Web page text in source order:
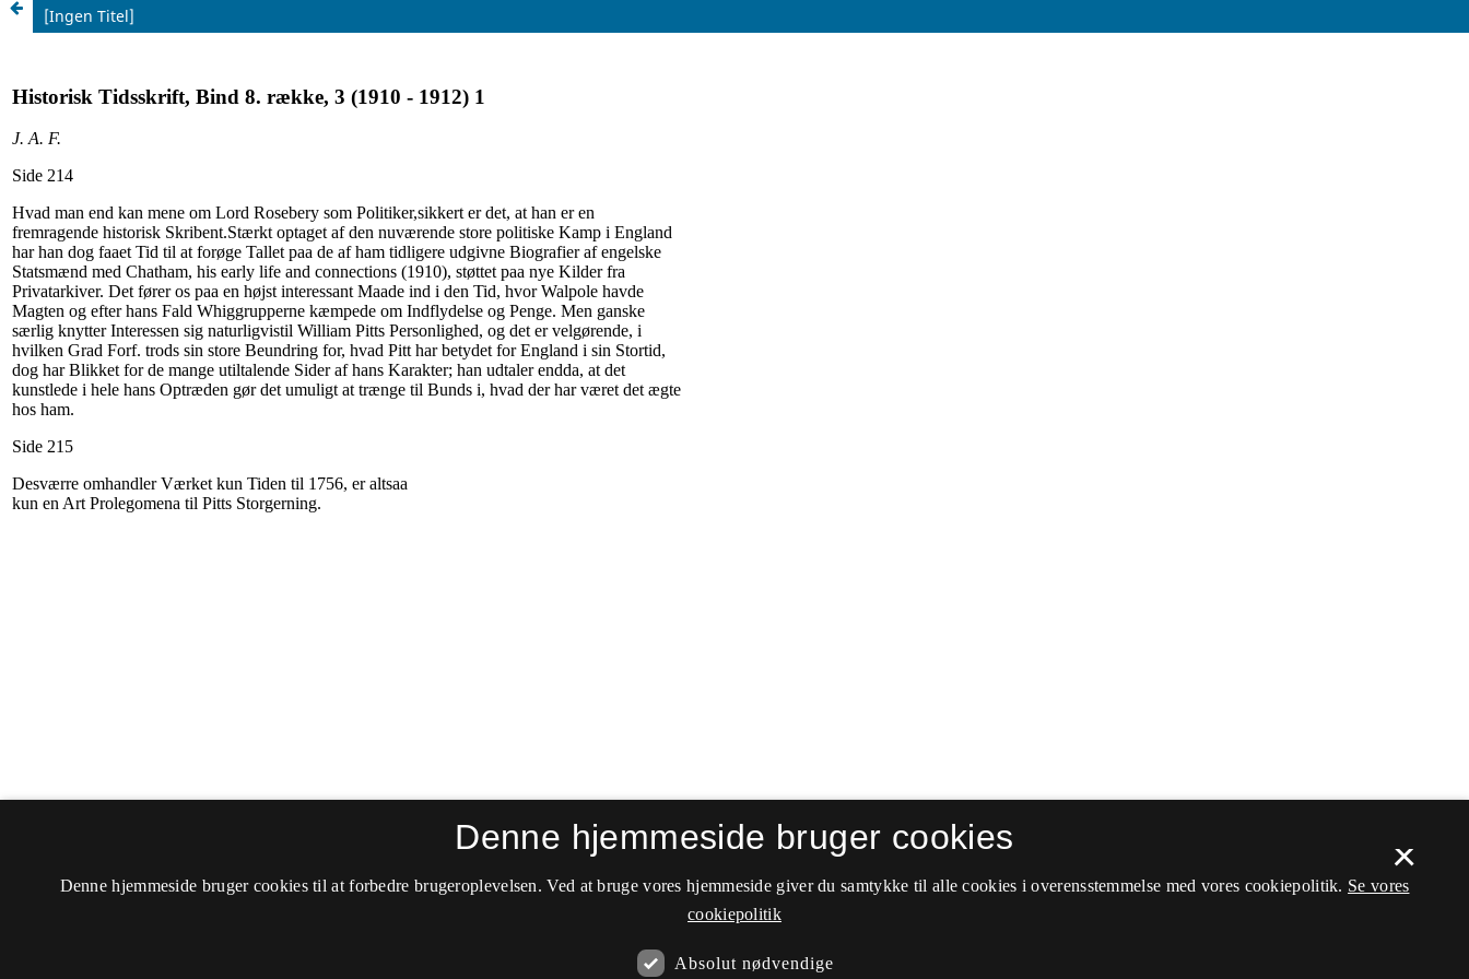
[Ingen Titel]
×
Denne hjemmeside bruger cookies
Denne hjemmeside bruger cookies til at forbedre brugeroplevelsen. Ved at bruge vores hjemmeside giver du samtykke til alle cookies i overensstemmelse med vores cookiepolitik. Se vores
cookiepolitik
Absolut nødvendige